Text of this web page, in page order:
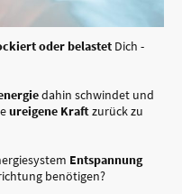
oder belastet Dich -
dahin schwindet und
ureigene Kraftzurück zu
Entspannung
benötigen?